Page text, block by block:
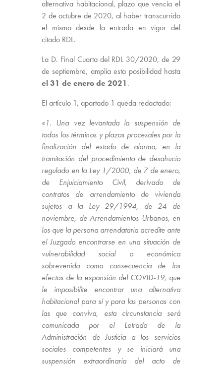
alternativa habitacional, plazo que vencía el
2 de octubre de 2020, al haber transcurrido
el mismo desde la entrada en vigor del
citado RDL.
La D. Final Cuarta del RDL 30/2020, de 29
de septiembre, amplia esta posibilidad hasta
el 31 de enero de 2021 .
El artículo 1, apartado 1 queda redactado:
«1. Una vez levantada la suspensión de
todos los términos y plazos procesales por la
finalización del estado de alarma, en la
tramitación del procedimiento de desahucio
regulado en la Ley 1/2000, de 7 de enero,
de Enjuiciamiento Civil, derivado de
contratos de arrendamiento de vivienda
sujetos a la Ley 29/1994, de 24 de
noviembre, de Arrendamientos Urbanos, en
los que la persona arrendataria acredite ante
el Juzgado encontrarse en una situación de
vulnerabilidad social o económica
sobrevenida como consecuencia de los
efectos de la expansión del COVID-19, que
le imposibilite encontrar una alternativa
habitacional para sí y para las personas con
las que conviva, esta circunstancia será
comunicada por el Letrado de la
Administración de Justicia a los servicios
sociales competentes y se iniciará una
suspensión extraordinaria del acto de